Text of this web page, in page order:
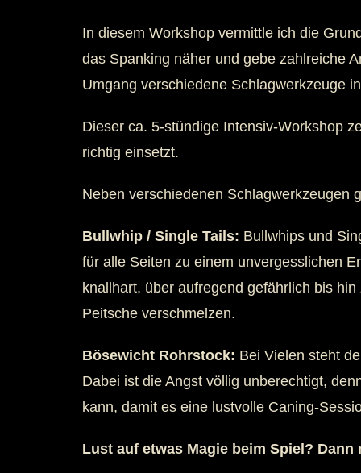
In diesem Workshop vermittle ich die
das Spanking näher und gebe zahlreiche
Umgang verschiedene Schlagwerkzeuge
Dieser ca. 5-stündige Intensiv-Workshop
richtig einsetzt.
Neben verschiedenen Schlagwerkzeugen
Bullwhip / Single Tails: Bullwhips und
für alle Seiten zu einem unvergesslichen
knallhart, über aufregend gefährlich bis
Peitsche verschmelzen.
Bösewicht Rohrstock: Bei Vielen steht
Dabei ist die Angst völlig unberechtigt,
kann, damit es eine lustvolle Caning-
Lust auf etwas Magie beim Spiel? Dann